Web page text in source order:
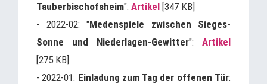
Tauberbischofsheim": Artikel [347 KB]
- 2022-02: "Medenspiele zwischen Sieges-
Sonne und Niederlagen-Gewitter": Artikel
[275 KB]
- 2022-01: Einladung zum Tag der offenen Tür: